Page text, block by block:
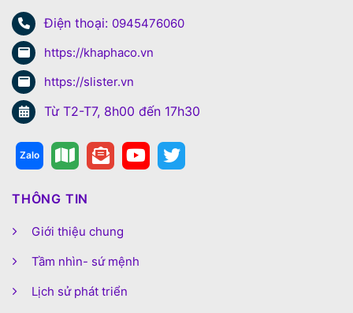
Điện thoại: 0945476060
https://khaphaco.vn
https://slister.vn
Từ T2-T7, 8h00 đến 17h30
THÔNG TIN
Giới thiệu chung
Tầm nhìn- sứ mệnh
Lịch sử phát triển